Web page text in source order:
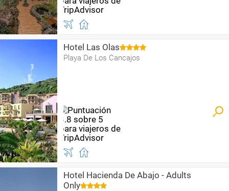
Hotel Las Olas
Playa De Los Cancajos
Hotel Hacienda De Abajo - Adults
Only